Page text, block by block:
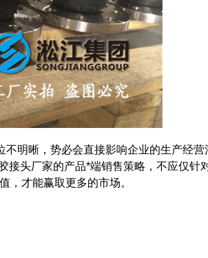
明晰，势必会直接影响企业的生产经营
接头厂家的产品*端销售策略，不应仅针
，才能赢取更多的市场。